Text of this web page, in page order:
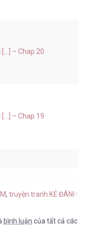
[...] – Chap 20
[...] – Chap 19
, truyện tranh KẺ ĐÁNH
bình luận của tất cả các